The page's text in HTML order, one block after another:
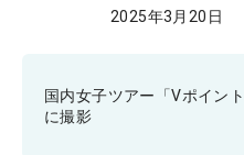
2025年3月20日
国内女子ツアー「Vポイン
に撮影